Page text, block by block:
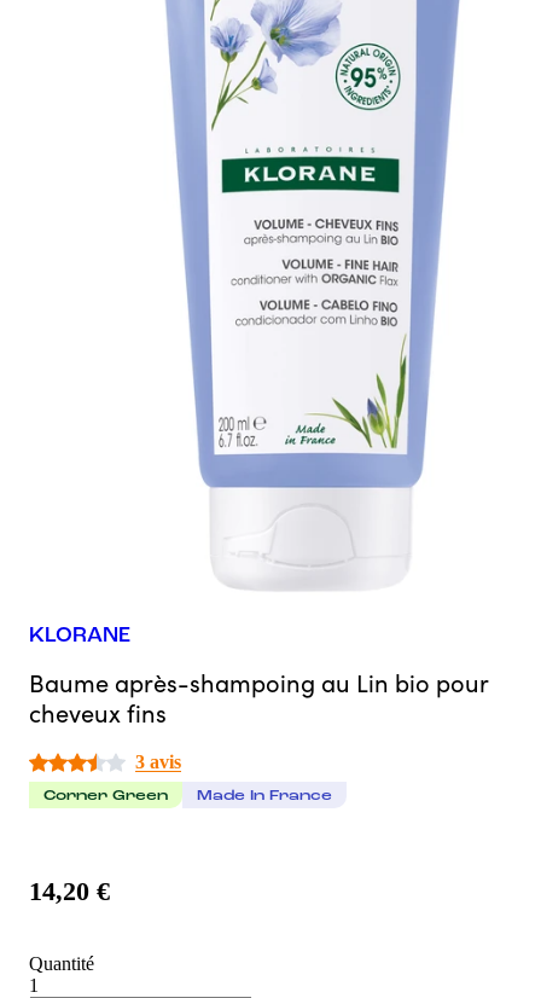
KLORANE
Baume après-shampoing au Lin bio pour
cheveux fins
3 avis
Corner Green Made In France
14,20 €
Quantité
1